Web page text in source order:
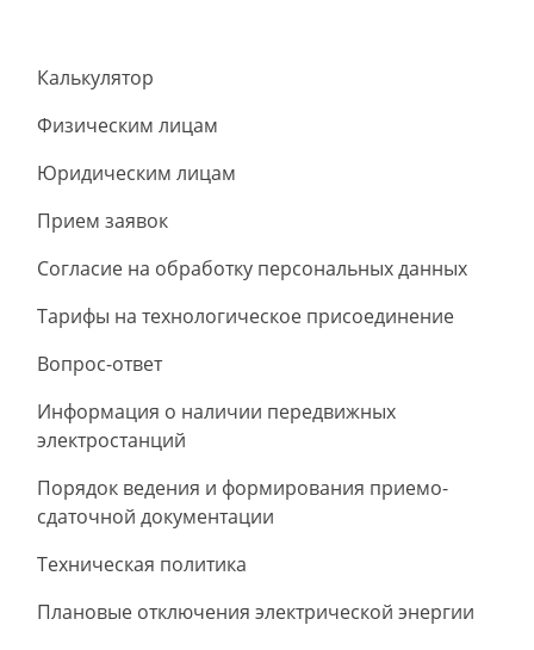
Калькулятор
Физическим лицам
Юридическим лицам
Прием заявок
Согласие на обработку персональных данных
Тарифы на технологическое присоединение
Вопрос-ответ
Информация о наличии передвижных
электростанций
Порядок ведения и формирования приемо-
сдаточной документации
Техническая политика
Плановые отключения электрической энергии